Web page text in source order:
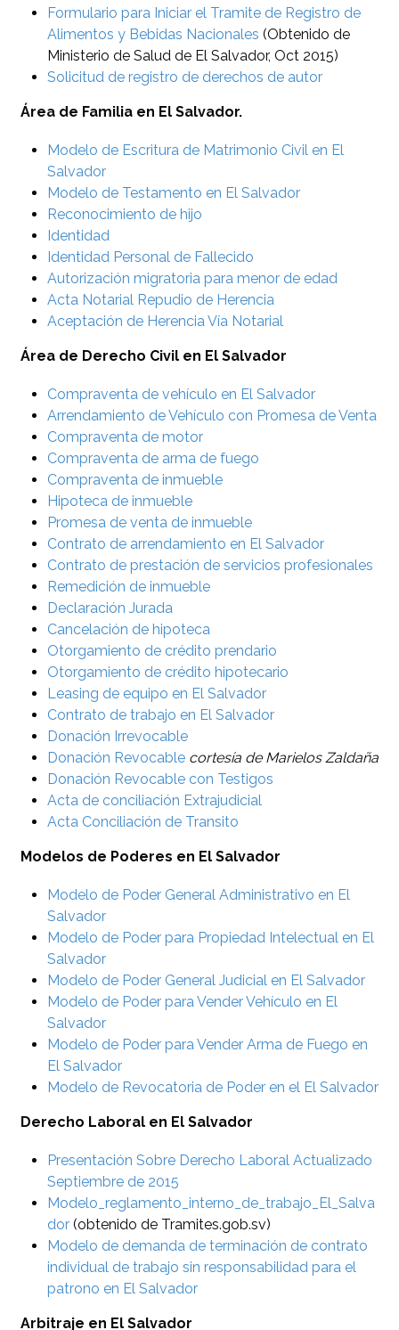
Formulario para Iniciar el Tramite de Registro de
Alimentos y Bebidas Nacionales (Obtenido de
Ministerio de Salud de El Salvador, Oct 2015)
Solicitud de registro de derechos de autor
Área de Familia en El Salvador.
Modelo de Escritura de Matrimonio Civil en El
Salvador
Modelo de Testamento en El Salvador
Reconocimiento de hijo
Identidad
Identidad Personal de Fallecido
Autorización migratoria para menor de edad
Acta Notarial Repudio de Herencia
Aceptación de Herencia Vía Notarial
Área de Derecho Civil en El Salvador
Compraventa de vehículo en El Salvador
Arrendamiento de Vehículo con Promesa de Venta
Compraventa de motor
Compraventa de arma de fuego
Compraventa de inmueble
Hipoteca de inmueble
Promesa de venta de inmueble
Contrato de arrendamiento en El Salvador
Contrato de prestación de servicios profesionales
Remedición de inmueble
Declaración Jurada
Cancelación de hipoteca
Otorgamiento de crédito prendario
Otorgamiento de crédito hipotecario
Leasing de equipo en El Salvador
Contrato de trabajo en El Salvador
Donación Irrevocable
Donación Revocable cortesía de Marielos Zaldaña
Donación Revocable con Testigos
Acta de conciliación Extrajudicial
Acta Conciliación de Transito
Modelos de Poderes en El Salvador
Modelo de Poder General Administrativo en El
Salvador
Modelo de Poder para Propiedad Intelectual en El
Salvador
Modelo de Poder General Judicial en El Salvador
Modelo de Poder para Vender Vehículo en El
Salvador
Modelo de Poder para Vender Arma de Fuego en
El Salvador
Modelo de Revocatoria de Poder en el El Salvador
Derecho Laboral en El Salvador
Presentación Sobre Derecho Laboral Actualizado
Septiembre de 2015
Modelo_reglamento_interno_de_trabajo_El_Salva
dor(obtenido de Tramites.gob.sv)
Modelo de demanda de terminación de contrato
individual de trabajo sin responsabilidad para el
patrono en El Salvador
Arbitraje en El Salvador